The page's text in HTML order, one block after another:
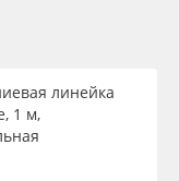
линейка
1 м,